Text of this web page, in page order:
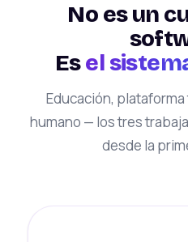
No es un
Esel
Educación,
humano — los tres
desde la